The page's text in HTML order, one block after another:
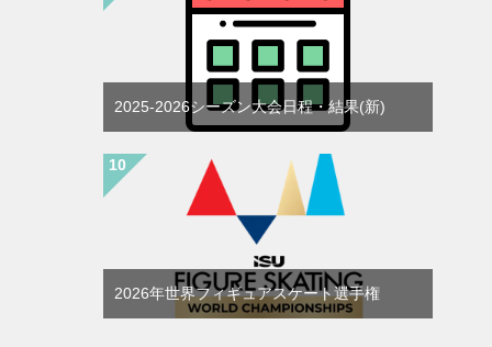
2025-2026シーズン大会日程・結果(新)
2026年世界フィギュアスケート選手権